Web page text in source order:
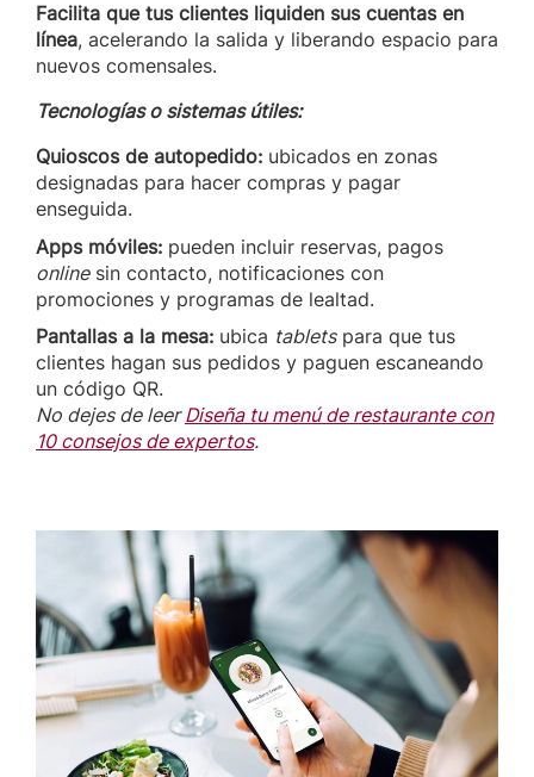
Facilita que tus clientes liquiden sus cuentas en
línea, acelerando la salida y liberando espacio para
nuevos comensales.
Tecnologías o sistemas útiles:
Quioscos de autopedido: ubicados en zonas
designadas para hacer compras y pagar
enseguida.
Apps móviles: pueden incluir reservas, pagos
onlinesin contacto, notificaciones con
promociones y programas de lealtad.
Pantallas a la mesa: ubica tabletspara que tus
clientes hagan sus pedidos y paguen escaneando
un código QR.
No dejes de leerDiseña tu menú de restaurante con
10 consejos de expertos.